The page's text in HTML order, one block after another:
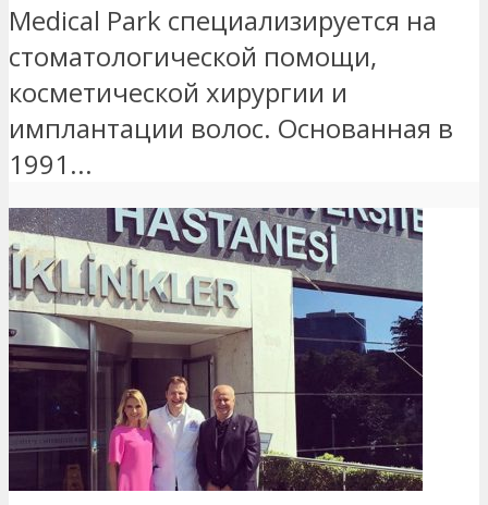
Medical Park специализируется на
стоматологической помощи,
косметической хирургии и
имплантации волос. Основанная в
1991...